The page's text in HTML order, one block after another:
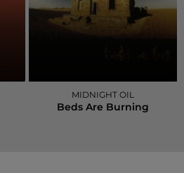
MIDNIGHT OIL
Beds Are Burning